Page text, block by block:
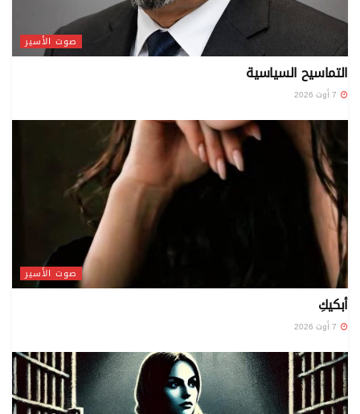
صوت الأسير
التماسيح السياسية
صوت الأسير
أبكيكِ